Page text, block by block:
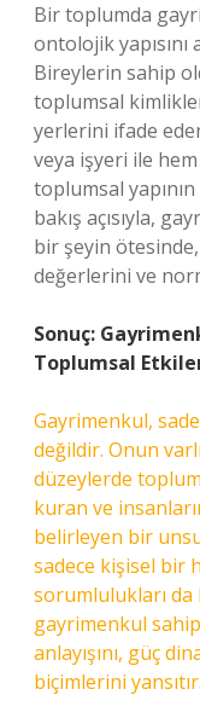
Bir toplumda
ontolojik
Bireylerin sahip
toplumsal
yerlerini ifade
veya işyeri ile
toplumsal
bakış açısıyla,
bir şeyin ötesinde,
değerlerini ve
Sonuç:
Toplumsal
Gayrimenkul,
değildir. Onun
düzeylerde
kuran ve
belirleyen bir
sadece kişisel bir
sorumlulukları
gayrimenkul
anlayışını, güç
biçimlerini yansıtır.